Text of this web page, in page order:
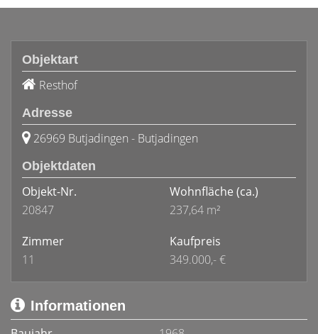
Objektart
Resthof
Adresse
26969 Butjadingen - Butjadingen
Objektdaten
Objekt-Nr.
20847
Wohnfläche (ca.)
237,64 m²
Zimmer
11
Kaufpreis
349.000,- €
Informationen